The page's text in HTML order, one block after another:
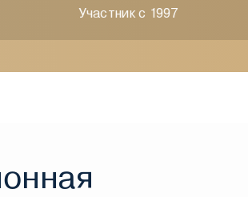
Участник с 1997